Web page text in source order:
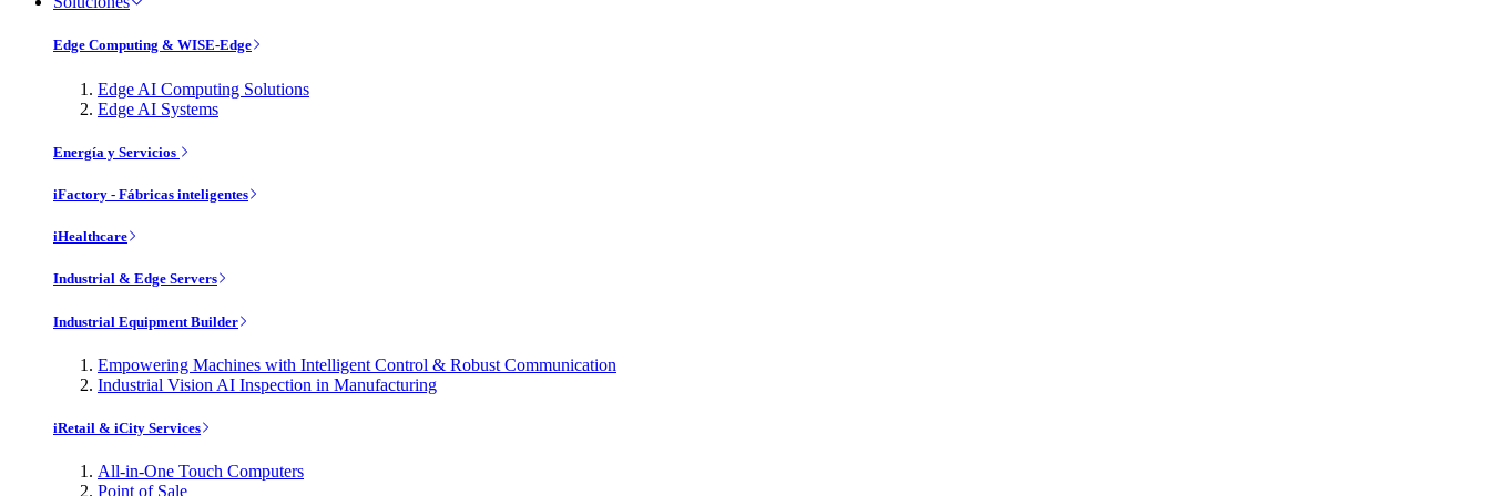
Edge Computing & WISE-Edge
Edge AI Computing Solutions
Edge AI Systems
Energía y Servicios
iFactory - Fábricas inteligentes
iHealthcare
Industrial & Edge Servers
Industrial Equipment Builder
Empowering Machines with Intelligent Control & Robust Communication
Industrial Vision AI Inspection in Manufacturing
iRetail & iCity Services
All-in-One Touch Computers
Point of Sale